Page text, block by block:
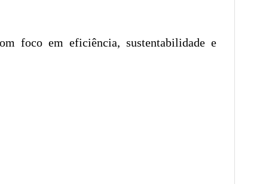
foco em eficiência, sustentabilidade e